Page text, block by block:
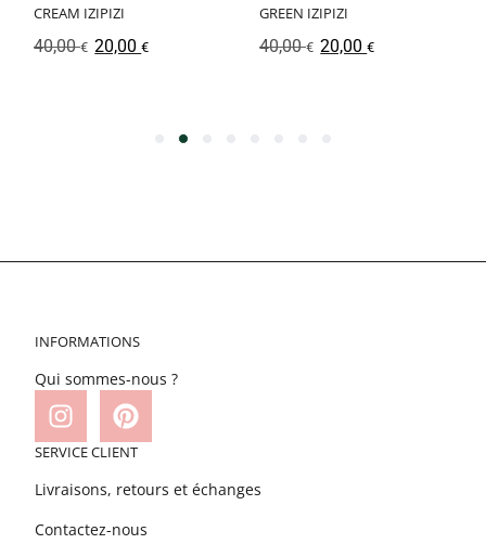
CREAM IZIPIZI
40,00€ 20,00€
GREEN IZIPIZI
40,00€ 20,00€
INFORMATIONS
Qui sommes-nous ?
SERVICE CLIENT
Livraisons, retours et échanges
Contactez-nous